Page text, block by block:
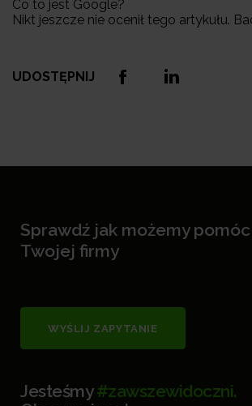
Co to jest Google?
Nikt jeszcze nie ocenił tego artykułu.
UDOSTĘPNIJ
Sprawdź jak możemy
Twojej firmy
WYŚLIJ ZAPYTANIE
Jesteśmy#zawszewidoczni.